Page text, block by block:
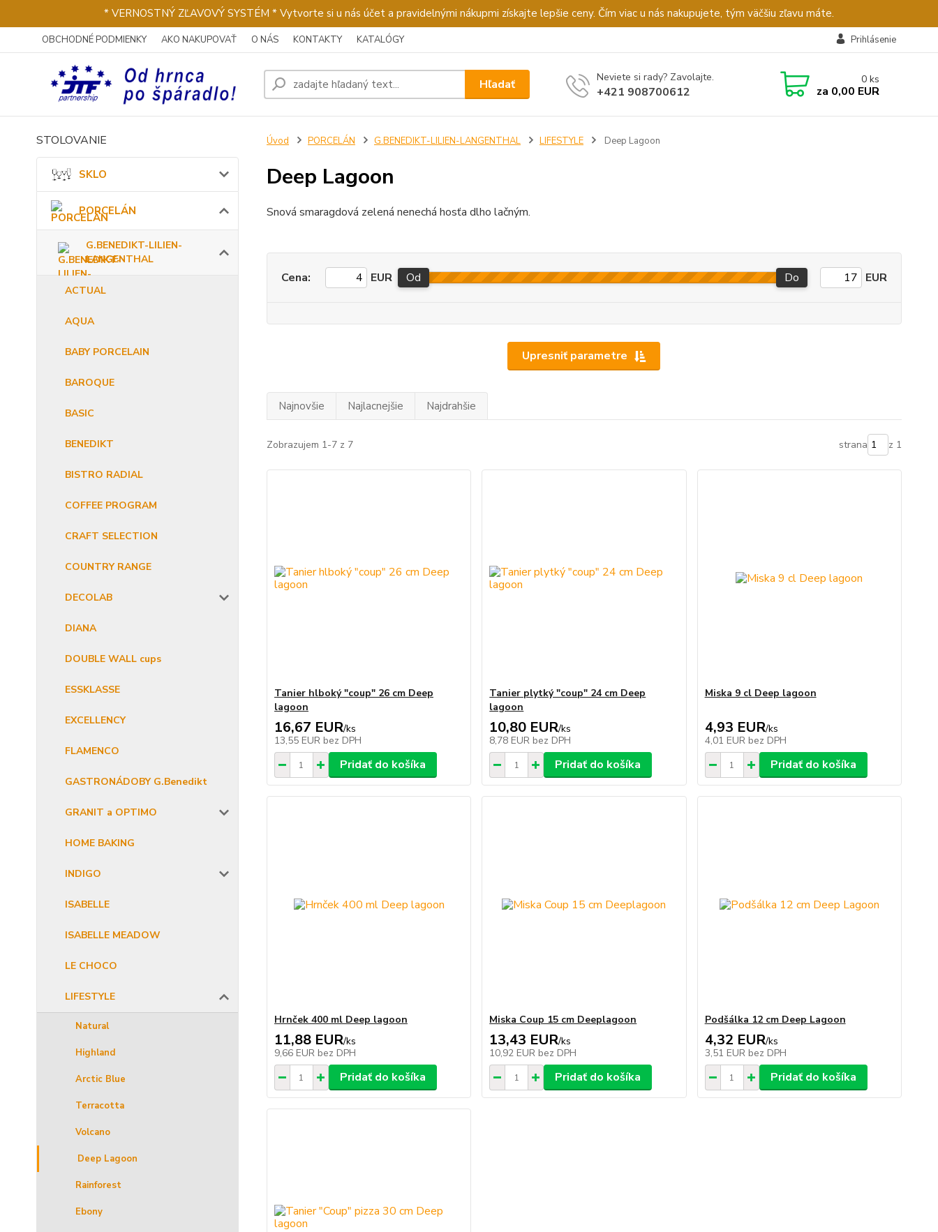
* VERNOSTNÝ ZĽAVOVÝ SYSTÉM * Vytvorte si u nás účet a pravidelnými nákupmi získajte lepšie ceny. Čím viac u nás nakupujete, tým väčšiu zľavu máte.
OBCHODNÉ PODMIENKY AKO NAKUPOVAŤ O NÁS KONTAKTY KATALÓGY Prihlásenie
Hľadať Neviete si rady? Zavolajte.
+421 908700612
0 ks
za 0,00 EUR
STOLOVANIE
SKLO
PORCELÁN
G.BENEDIKT-LILIEN-
LANGENTHAL
ACTUAL
AQUA
BABY PORCELAIN
BAROQUE
BASIC
BENEDIKT
BISTRO RADIAL
COFFEE PROGRAM
CRAFT SELECTION
COUNTRY RANGE
DECOLAB
DIANA
DOUBLE WALL cups
ESSKLASSE
EXCELLENCY
FLAMENCO
GASTRONÁDOBY G.Benedikt
GRANIT a OPTIMO
HOME BAKING
INDIGO
ISABELLE
ISABELLE MEADOW
LE CHOCO
LIFESTYLE
Natural
Highland
Arctic Blue
Terracotta
Volcano
Deep Lagoon
Rainforest
Ebony
Úvod PORCELÁN G.BENEDIKT-LILIEN-LANGENTHAL LIFESTYLE Deep Lagoon
Deep Lagoon
Snová smaragdová zelená nenechá hosťa dlho lačným.
Upresniť parametre
Cena: EUR Od Do EUR
Najnovšie Najlacnejšie Najdrahšie
Zobrazujem 1-7 z 7 strana z 1
Tanier hlboký "coup" 26 cm Deep
lagoon
16,67 EUR/ks
13,55 EUR bez DPH
Pridať do košíka
Tanier plytký "coup" 24 cm Deep
lagoon
10,80 EUR/ks
8,78 EUR bez DPH
Pridať do košíka
Miska 9 cl Deep lagoon
4,93 EUR/ks
4,01 EUR bez DPH
Pridať do košíka
Hrnček 400 ml Deep lagoon
11,88 EUR/ks
9,66 EUR bez DPH
Pridať do košíka
Miska Coup 15 cm Deeplagoon
13,43 EUR/ks
10,92 EUR bez DPH
Pridať do košíka
Podšálka 12 cm Deep Lagoon
4,32 EUR/ks
3,51 EUR bez DPH
Pridať do košíka